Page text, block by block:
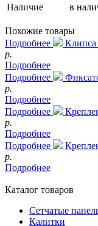
Наличие
в
Похожие товары
Подробнее
Клипса
р.
Подробнее
Подробнее
р.
Подробнее
Подробнее
р.
Подробнее
Подробнее
р.
Подробнее
Каталог товаров
Сетчатые
Калитки